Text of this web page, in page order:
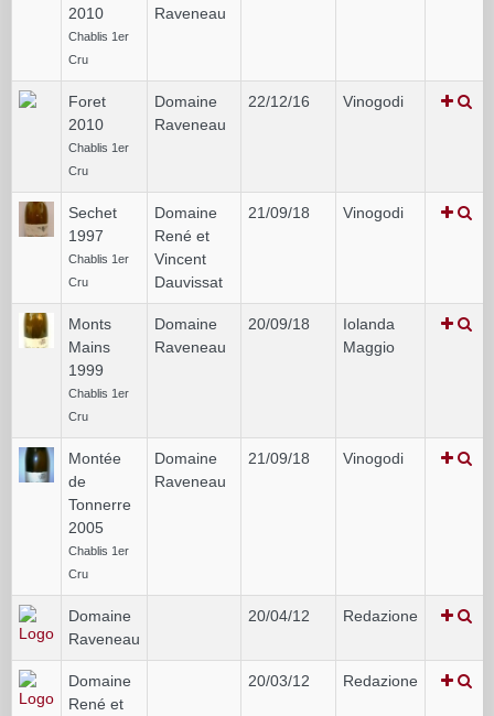
2010
Chablis 1er
Cru
Raveneau
Foret
2010
Chablis 1er
Cru
Domaine
Raveneau
22/12/16 Vinogodi
Sechet
1997
Chablis 1er
Cru
Domaine
René et
Vincent
Dauvissat
21/09/18 Vinogodi
Monts
Mains
1999
Chablis 1er
Cru
Domaine
Raveneau
20/09/18
Iolanda
Maggio
Montée
de
Tonnerre
2005
Chablis 1er
Cru
Domaine
Raveneau
21/09/18 Vinogodi
Domaine
Raveneau
20/04/12 Redazione
Domaine
René et
20/03/12 Redazione